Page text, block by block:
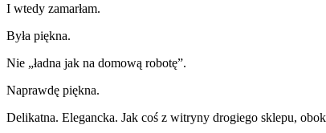
I wtedy zamarłam.
Była piękna.
Nie „ładna jak na domową robotę”.
Naprawdę piękna.
Delikatna. Elegancka. Jak coś z witryny drogiego sklepu,